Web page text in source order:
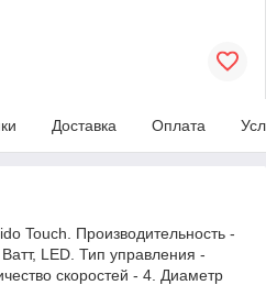
Доставка Оплата
Touch. Производительность -
LED. Тип управления -
скоростей - 4. Диаметр